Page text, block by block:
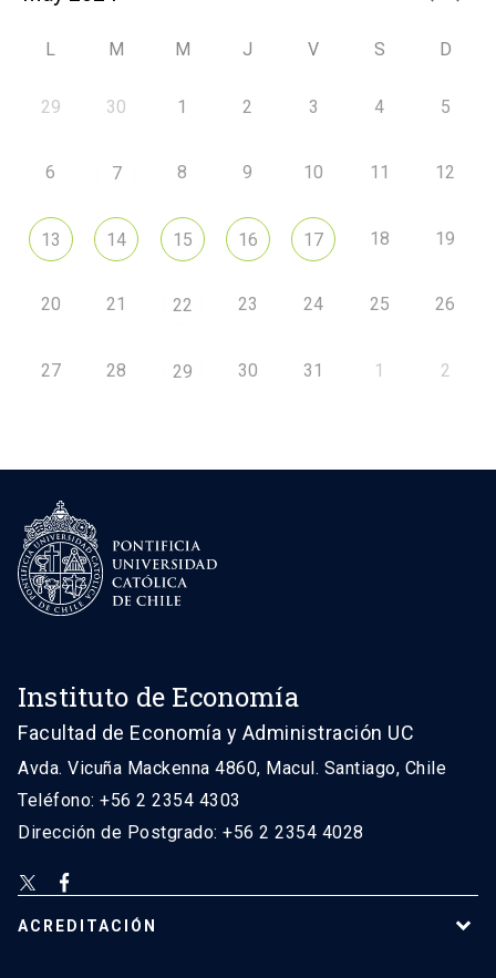
L M M J V S D
29 30 1 2 3 4 5
6 7 8 9 10 11 12
13 14 15 16 17 18 19
20 21 22 23 24 25 26
27 28 29 30 31 1 2
Instituto de Economía
Facultad de Economía y Administración UC
Avda. Vicuña Mackenna 4860, Macul. Santiago, Chile
Teléfono: +56 2 2354 4303
Dirección de Postgrado: +56 2 2354 4028
ACREDITACIÓN